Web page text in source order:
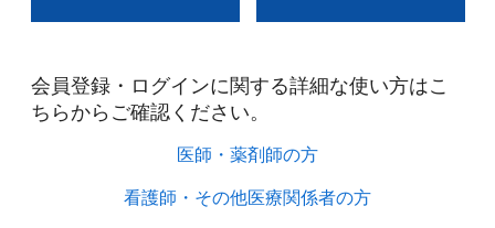
会員登録・ログインに関する詳細な使い方はこ
ちらからご確認ください。​
医師・薬剤師の方​
看護師・その他医療関係者の方​